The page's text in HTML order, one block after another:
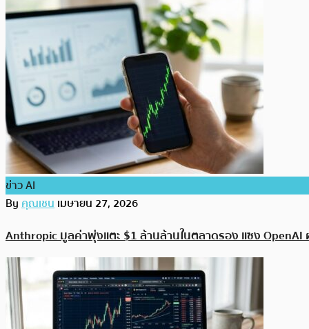
ข่าว AI
Byคุณเชนเมษายน 27, 2026
Anthropic มูลค่าพุ่งแตะ $1 ล้านล้านในตลาดรอง แซง OpenAI